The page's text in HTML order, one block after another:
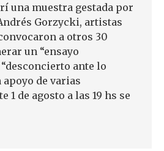
una muestra gestada por
Gorzycki, artistas
a otros 30
un “ensayo
ante lo
apoyo de varias
1 de agosto a las 19 hs se